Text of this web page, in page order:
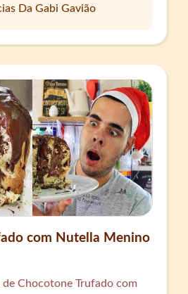
Da Gabi Gavião
com Nutella Menino
de Chocotone Trufado com